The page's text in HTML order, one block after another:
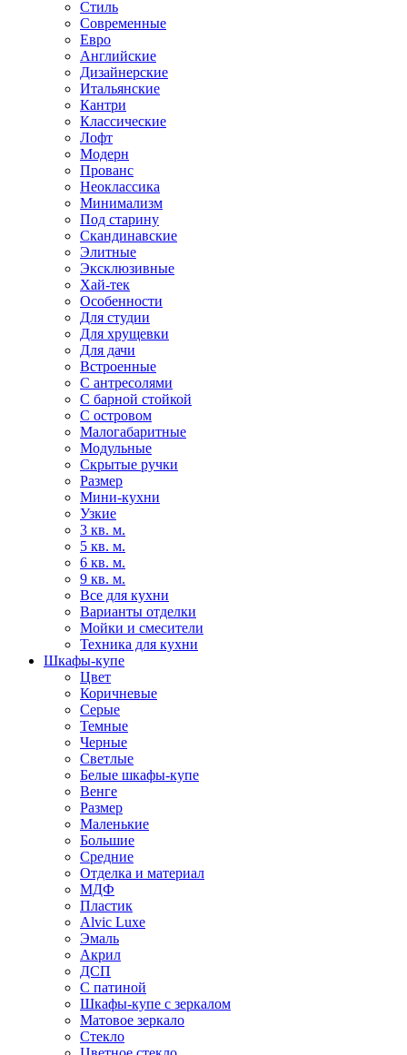
Стиль
Современные
Евро
Английские
Дизайнерские
Итальянские
Кантри
Классические
Лофт
Модерн
Прованс
Неоклассика
Минимализм
Под старину
Скандинавские
Элитные
Эксклюзивные
Хай-тек
Особенности
Для студии
Для хрущевки
Для дачи
Встроенные
С антресолями
С барной стойкой
С островом
Малогабаритные
Модульные
Скрытые ручки
Размер
Мини-кухни
Узкие
3 кв. м.
5 кв. м.
6 кв. м.
9 кв. м.
Все для кухни
Варианты отделки
Мойки и смесители
Техника для кухни
Шкафы-купе
Цвет
Коричневые
Серые
Темные
Черные
Светлые
Белые шкафы-купе
Венге
Размер
Маленькие
Большие
Средние
Отделка и материал
МДФ
Пластик
Alvic Luxe
Эмаль
Акрил
ДСП
С патиной
Шкафы-купе с зеркалом
Матовое зеркало
Стекло